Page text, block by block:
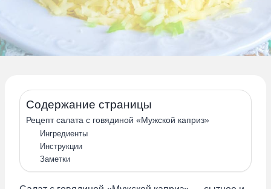
Содержание страницы
Рецепт салата с говядиной «Мужской каприз»
Ингредиенты
Инструкции
Заметки